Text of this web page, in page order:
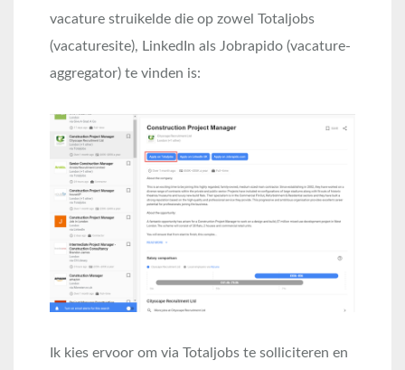
vacature struikelde die op zowel Totaljobs
(vacaturesite), LinkedIn als Jobrapido (vacature-
aggregator) te vinden is:
Ik kies ervoor om via Totaljobs te solliciteren en